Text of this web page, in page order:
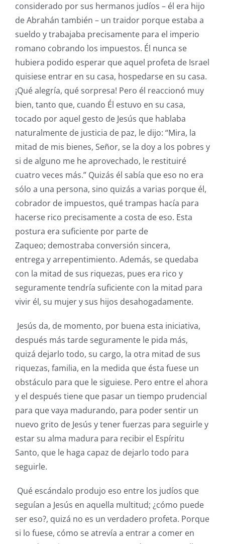
considerado por sus hermanos judíos – él era hijo
de Abrahán también – un traidor porque estaba a
sueldo y trabajaba precisamente para el imperio
romano cobrando los impuestos. Él nunca se
hubiera podido esperar que aquel profeta de Israel
quisiese entrar en su casa, hospedarse en su casa.
¡Qué alegría, qué sorpresa! Pero él reaccionó muy
bien, tanto que, cuando Él estuvo en su casa,
tocado por aquel gesto de Jesús que hablaba
naturalmente de justicia de paz, le dijo: “Mira, la
mitad de mis bienes, Señor, se la doy a los pobres y
si de alguno me he aprovechado, le restituiré
cuatro veces más.” Quizás él sabía que eso no era
sólo a una persona, sino quizás a varias porque él,
cobrador de impuestos, qué trampas hacía para
hacerse rico precisamente a costa de eso. Esta
postura era suficiente por parte de
Zaqueo; demostraba conversión sincera,
entrega y arrepentimiento. Además, se quedaba
con la mitad de sus riquezas, pues era rico y
seguramente tendría suficiente con la mitad para
vivir él, su mujer y sus hijos desahogadamente.
Jesús da, de momento, por buena esta iniciativa,
después más tarde seguramente le pida más,
quizá dejarlo todo, su cargo, la otra mitad de sus
riquezas, familia, en la medida que ésta fuese un
obstáculo para que le siguiese. Pero entre el ahora
y el después tiene que pasar un tiempo prudencial
para que vaya madurando, para poder sentir un
nuevo grito de Jesús y tener fuerzas para seguirle y
estar su alma madura para recibir el Espíritu
Santo, que le haga capaz de dejarlo todo para
seguirle.
Qué escándalo produjo eso entre los judíos que
seguían a Jesús en aquella multitud; ¿cómo puede
ser eso?, quizá no es un verdadero profeta. Porque
si lo fuese, cómo se atrevía a entrar a comer en